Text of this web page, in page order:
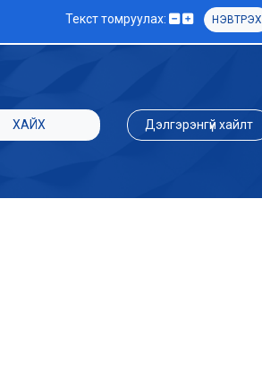
Текст томруулах: НЭВТРЭХ
ХАЙХ Дэлгэрэнгүй хайлт